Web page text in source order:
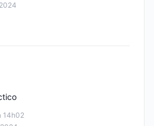
14h02